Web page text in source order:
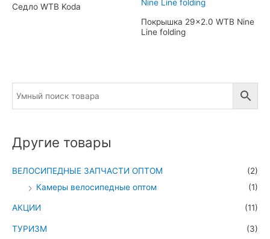
Седло WTB Koda
Покрышка 29×2.0 WTB Nine
Line folding
Другие товары
ВЕЛОСИПЕДНЫЕ ЗАПЧАСТИ ОПТОМ
(2)
Камеры велосипедные оптом
(1)
АКЦИИ (11)
ТУРИЗМ (3)